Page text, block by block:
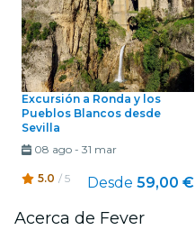
Excursión a Ronda y los
Pueblos Blancos desde
Sevilla
08 ago- 31 mar
5.0 / 5 Desde 59,00 €
Acerca de Fever